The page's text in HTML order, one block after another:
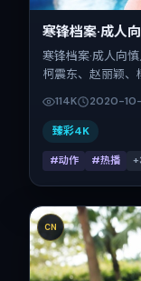
寒锋档案·成人
寒锋档案·成人向
柯震东、赵丽颖、
人物抉择与反转
后），片长138
114K 2020-
臻彩4K
#动作 #热播 +
CN